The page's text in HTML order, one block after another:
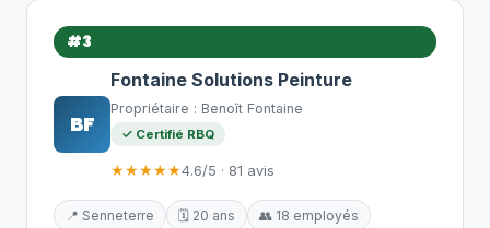
#3
BF
Fontaine Solutions Peinture
Propriétaire : Benoît Fontaine
✓ Certifié RBQ
★★★★★4.6/5 · 81 avis
📍 Senneterre 🗓️ 20 ans
👥 18 employés